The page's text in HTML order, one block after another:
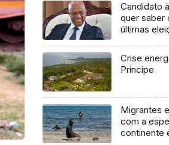
Candidato
quer saber
últimas
Crise
Príncipe
Migrantes
com a
continente